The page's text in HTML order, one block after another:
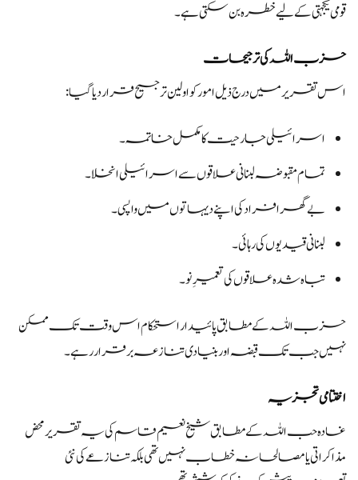
قومی یکجہتی کے لیے خطرہ بن سکتی ہے۔
حزب اللہ کی ترجیحات
اس تقریر میں درج ذیل امور کو اولین ترجیح قرار دیا گیا:
اسرائیلی جارحیت کا مکمل خاتمہ۔
تمام مقبوضہ لبنانی علاقوں سے اسرائیلی انخلا۔
بے گھر افراد کی اپنے دیہاتوں میں واپسی۔
لبنانی قیدیوں کی رہائی۔
تباہ شدہ علاقوں کی تعمیرِ نو۔
حزب اللہ کے مطابق پائیدار استحکام اس وقت تک ممکن
نہیں جب تک قبضہ اور بنیادی تنازعہ برقرار رہے۔
اختتامی تجزیہ
غادہ حب اللہ کے مطابق شیخ نعیم قاسم کی یہ تقریر محض
مذاکراتی یا مصالحانہ خطاب نہیں تھی بلکہ تنازعے کی نئی